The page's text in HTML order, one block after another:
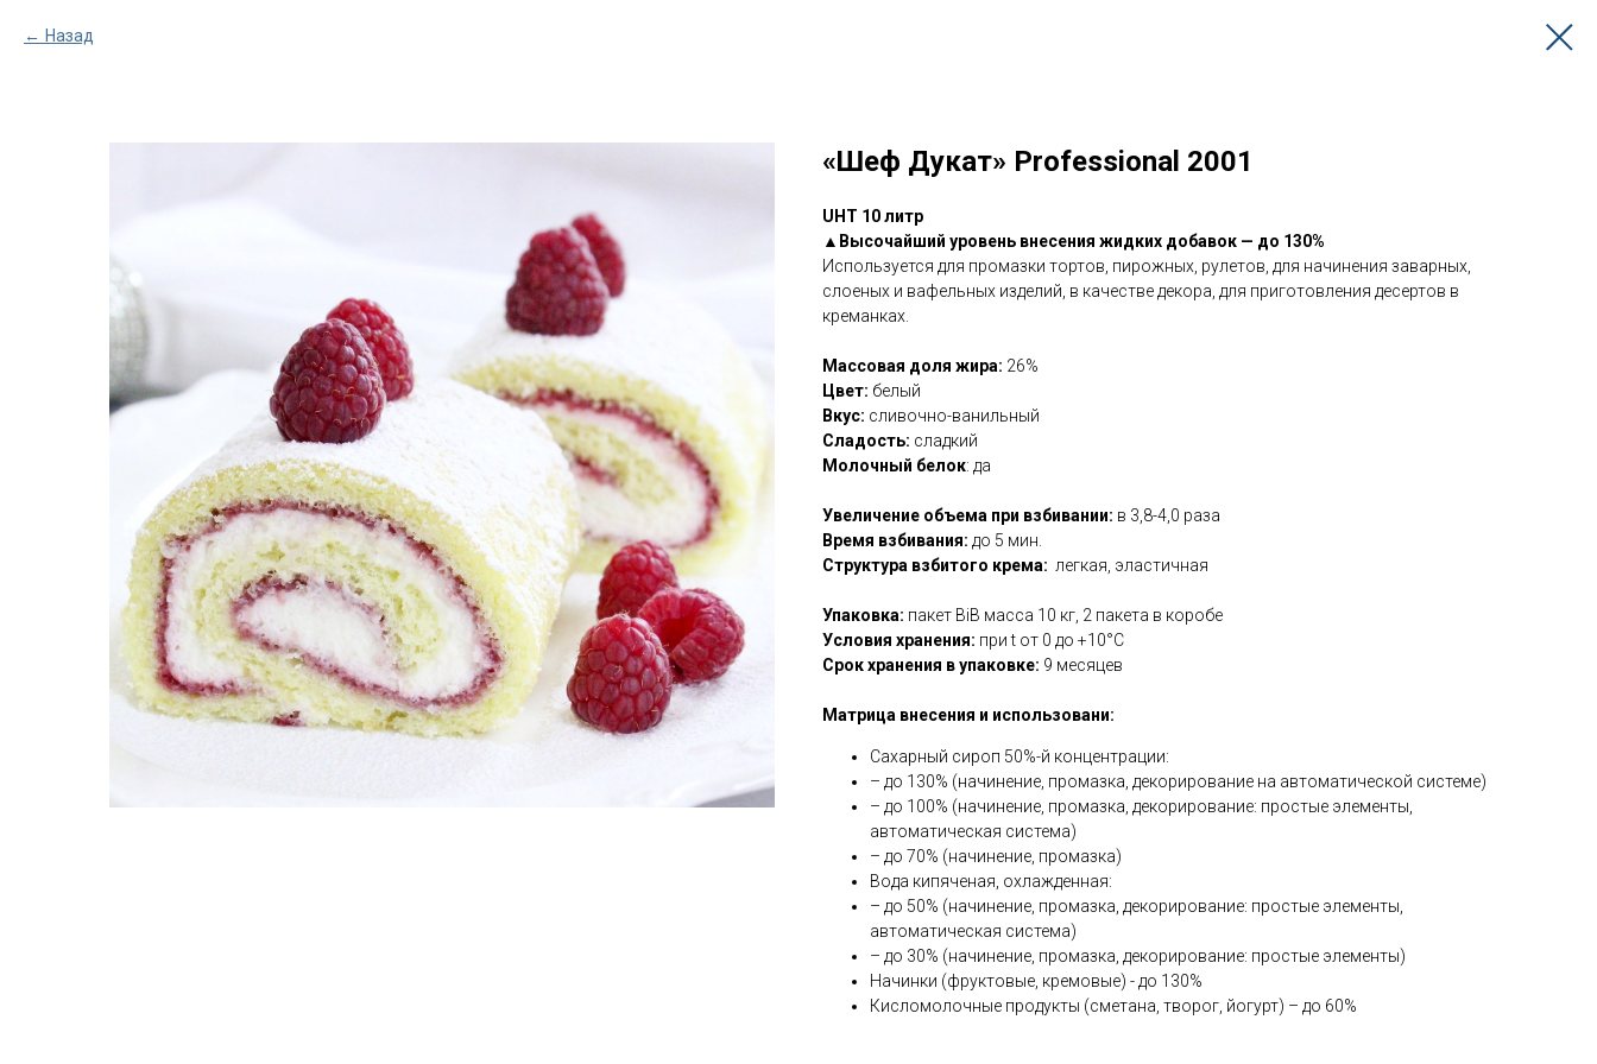
Назад
«Шеф Дукат» Professional 2001
UHT 10 литр
▲Высочайший уровень внесения жидких добавок — до 130%
Используется для промазки тортов, пирожных, рулетов, для начинения заварных,
слоеных и вафельных изделий, в качестве декора, для приготовления десертов в
креманках.
Массовая доля жира: 26%
Цвет: белый
Вкус: сливочно-ванильный
Сладость: сладкий
Молочный белок: да
Увеличение объема при взбивании: в 3,8-4,0 раза
Время взбивания: до 5 мин.
Структура взбитого крема: легкая, эластичная
Упаковка: пакет BiB масса 10 кг, 2 пакета в коробе
Условия хранения: при t от 0 до +10°С
Срок хранения в упаковке: 9 месяцев
Матрица внесения и использовани:
Сахарный сироп 50%-й концентрации:
– до 130% (начинение, промазка, декорирование на автоматической системе)
– до 100% (начинение, промазка, декорирование: простые элементы,
автоматическая система)
– до 70% (начинение, промазка)
Вода кипяченая, охлажденная:
– до 50% (начинение, промазка, декорирование: простые элементы,
автоматическая система)
– до 30% (начинение, промазка, декорирование: простые элементы)
Начинки (фруктовые, кремовые) - до 130%
Кисломолочные продукты (сметана, творог, йогурт) – до 60%